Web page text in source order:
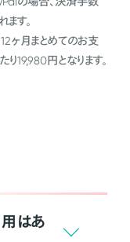
す。
ヶ月まとめてのお支
19,980円となります。
はあ